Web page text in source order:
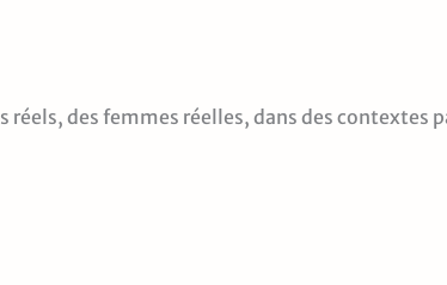
réels, des femmes réelles, dans des contextes